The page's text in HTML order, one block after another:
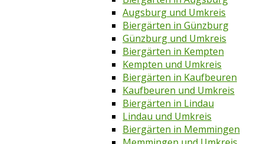
Augsburg und Umkreis
Biergärten in Günzburg
Günzburg und Umkreis
Biergärten in Kempten
Kempten und Umkreis
Biergärten in Kaufbeuren
Kaufbeuren und Umkreis
Biergärten in Lindau
Lindau und Umkreis
Biergärten in Memmingen